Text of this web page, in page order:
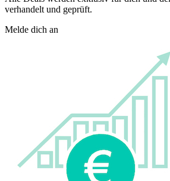
verhandelt und geprüft.
Melde dich an